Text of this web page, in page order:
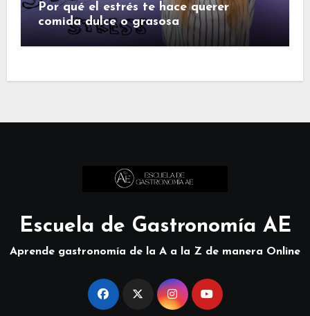
Por qué el estrés te hace querer
comida dulce o grasosa
Escuela de Gastronomía AE
Aprende gastronomía de la A a la Z de manera Online